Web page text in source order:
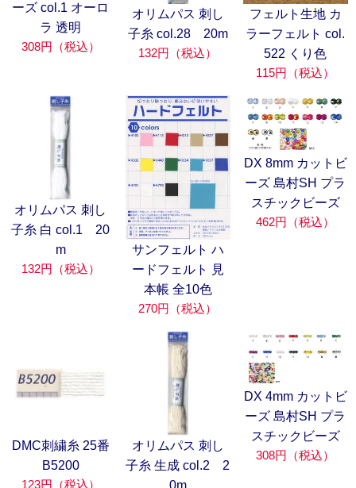
ーズ col.1 オーロ
ラ 透明
308円（税込）
オリムパス 刺し
子糸 col.28 20m
132円（税込）
フェルト生地 カ
ラーフェルト col.
522 くり色
115円（税込）
オリムパス 刺し
子糸 白 col.1 20
m
132円（税込）
サンフェルト ハ
ードフェルト 見
本帳 全10色
270円（税込）
DX 8mm カットビ
ーズ 島村SH プラ
スチックビーズ
462円（税込）
DMC刺繍糸 25番
B5200
123円（税込）
オリムパス 刺し
子糸 生成 col.2 2
DX 4mm カットビ
ーズ 島村SH プラ
スチックビーズ
308円（税込）